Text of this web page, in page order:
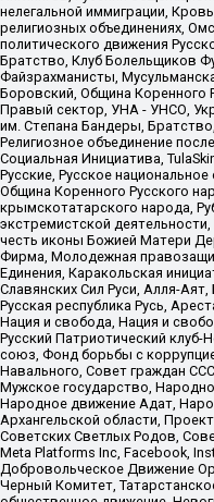
нелегальной иммиграции,
религиозных объединениях,
политического движения
Братство, Клуб Болельщиков
Файзрахманисты,
Боровский, Община Коренного
Правый сектор, УНА - УНСО,
им. Степана Бандеры,
Религиозное объединение
Социальная Инициатива,
Русские, Русское
Община Коренного Русского
крымскотатарского народа,
экстремистской
честь иконы Божией Матери
Фирма, Молодежная
Единения, Каракольская
Славянских Сил Руси, Алля-
Русская республика Русь,
Нация и свобода, Нация и
Русский Патриотический
союз, Фонд борьбы с
Навального, Совет граждан
Мужское государство,
Народное движение Адат,
Архангельской области,
Советских Светлых Родов,
Meta Platforms Inc, Facebook,
Добровольческое Движение
Черный Комитет,